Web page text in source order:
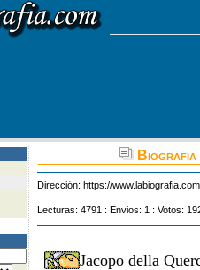
Biografia
Dirección: https://
Lecturas: 4791 : Envios: 1 : Votos:
Jacopo della